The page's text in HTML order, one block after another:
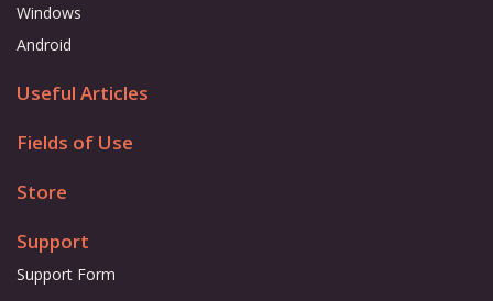
Windows
Android
Useful Articles
Fields of Use
Store
Support
Support Form